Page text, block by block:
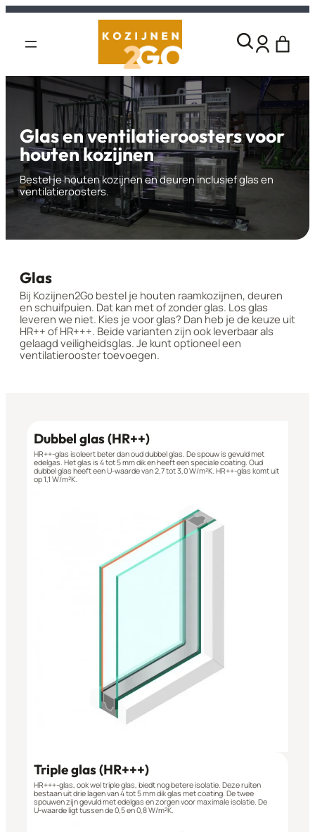
Glas en ventilatieroosters voor
houten kozijnen
Bestel je houten kozijnen en deuren inclusief glas en
ventilatieroosters.
Glas
Bij Kozijnen2Go bestel je houten raamkozijnen, deuren
en schuifpuien. Dat kan met of zonder glas. Los glas
leveren we niet. Kies je voor glas? Dan heb je de keuze uit
HR++ of HR+++. Beide varianten zijn ook leverbaar als
gelaagd veiligheidsglas. Je kunt optioneel een
ventilatierooster toevoegen.
Dubbel glas (HR++)
HR++-glas isoleert beter dan oud dubbel glas. De spouw is gevuld met
edelgas. Het glas is 4 tot 5 mm dik en heeft een speciale coating. Oud
dubbel glas heeft een U‑waarde van 2,7 tot 3,0 W/m²K. HR++-glas komt uit
op 1,1 W/m²K.
Triple glas (HR+++)
HR+++-glas, ook wel triple glas, biedt nog betere isolatie. Deze ruiten
bestaan uit drie lagen van 4 tot 5 mm dik glas met coating. De twee
spouwen zijn gevuld met edelgas en zorgen voor maximale isolatie. De
U‑waarde ligt tussen de 0,5 en 0,8 W/m²K.